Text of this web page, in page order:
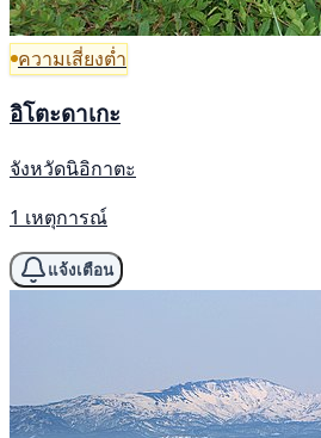
ความเสี่ยงต่ำ
อิโตะดาเกะ
จังหวัดนิอิกาตะ
1 เหตุการณ์
แจ้งเตือน